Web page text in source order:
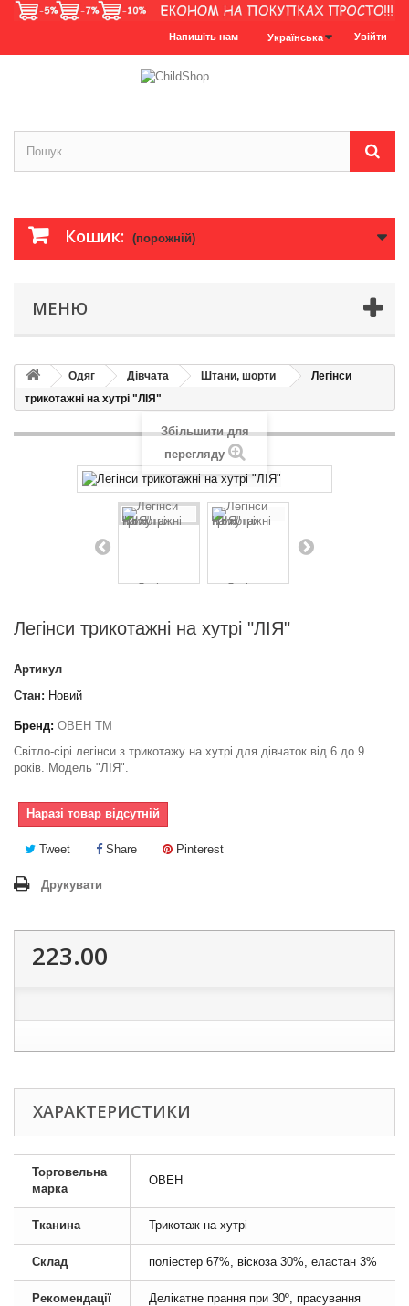
Увійти
Українська
Напишіть нам
Кошик: (порожній)
МЕНЮ
Одяг Дівчата Штани, шорти
Легінси
трикотажні на хутрі "ЛІЯ"
Збільшити для
перегляду
Легінси трикотажні на хутрі "ЛІЯ"
Артикул
Стан: Новий
Бренд: ОВЕН ТМ
Світло-сірі легінси з трикотажу на хутрі для дівчаток від 6 до 9
років. Модель "ЛІЯ".
Наразі товар відсутній
Tweet Share Pinterest
Друкувати
223.00
ХАРАКТЕРИСТИКИ
Торговельна
марка
ОВЕН
Тканина Трикотаж на хутрі
Склад поліестер 67%, віскоза 30%, еластан 3%
Рекомендації
Делікатне прання при 30º, прасування